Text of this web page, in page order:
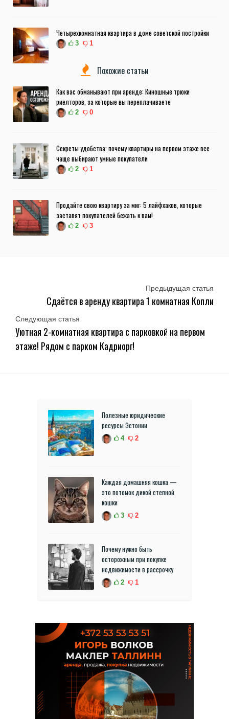
Четырехкомнатная квартира в доме советской постройки
3 1
Похожие статьи
Как вас обманывают при аренде: Киношные трюки
риелторов, за которые вы переплачиваете
2 0
Секреты удобства: почему квартиры на первом этаже все
чаще выбирают умные покупатели
2 1
Продайте свою квартиру за миг: 5 лайфхаков, которые
заставят покупателей бежать к вам!
2 3
Предыдущая статья
Сдаётся в аренду квартира 1 комнатная Копли
Следующая статья
Уютная 2-комнатная квартира с парковкой на первом
этаже! Рядом с парком Кадриорг!
Полезные юридические
ресурсы Эстонии
4 2
Каждая домашняя кошка —
это потомок дикой степной
кошки
3 2
Почему нужно быть
осторожным при покупке
недвижимости в рассрочку
2 1